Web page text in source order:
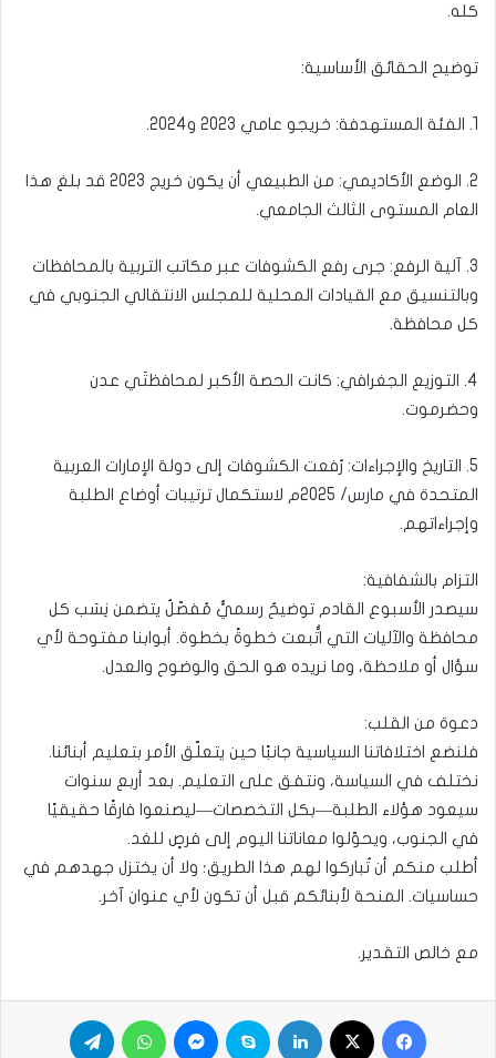
كله.
توضيح الحقائق الأساسية:
1. الفئة المستهدفة: خريجو عامي 2023 و2024.
2. الوضع الأكاديمي: من الطبيعي أن يكون خريج 2023 قد بلغ هذا
العام المستوى الثالث الجامعي.
3. آلية الرفع: جرى رفع الكشوفات عبر مكاتب التربية بالمحافظات
وبالتنسيق مع القيادات المحلية للمجلس الانتقالي الجنوبي في
كل محافظة.
4. التوزيع الجغرافي: كانت الحصة الأكبر لمحافظتَي عدن
وحضرموت.
5. التاريخ والإجراءات: رُفعت الكشوفات إلى دولة الإمارات العربية
المتحدة في مارس/ 2025م لاستكمال ترتيبات أوضاع الطلبة
وإجراءاتهم.
التزام بالشفافية:
سيصدر الأسبوع القادم توضيحٌ رسميٌّ مُفصّلٌ يتضمن نِسَب كل
محافظة والآليات التي اتُّبعت خطوةً بخطوة. أبوابنا مفتوحة لأي
سؤال أو ملاحظة، وما نريده هو الحق والوضوح والعدل.
دعوة من القلب:
فلنضع اختلافاتنا السياسية جانبًا حين يتعلّق الأمر بتعليم أبنائنا.
نختلف في السياسة، ونتفق على التعليم. بعد أربع سنوات
سيعود هؤلاء الطلبة—بكل التخصصات—ليصنعوا فارقًا حقيقيًا
في الجنوب، ويحوّلوا معاناتنا اليوم إلى فرصٍ للغد.
أطلب منكم أن تُباركوا لهم هذا الطريق؛ ولا أن يختزل جهدهم في
حساسيات. المنحة لأبنائكم قبل أن تكون لأي عنوان آخر.
مع خالص التقدير.